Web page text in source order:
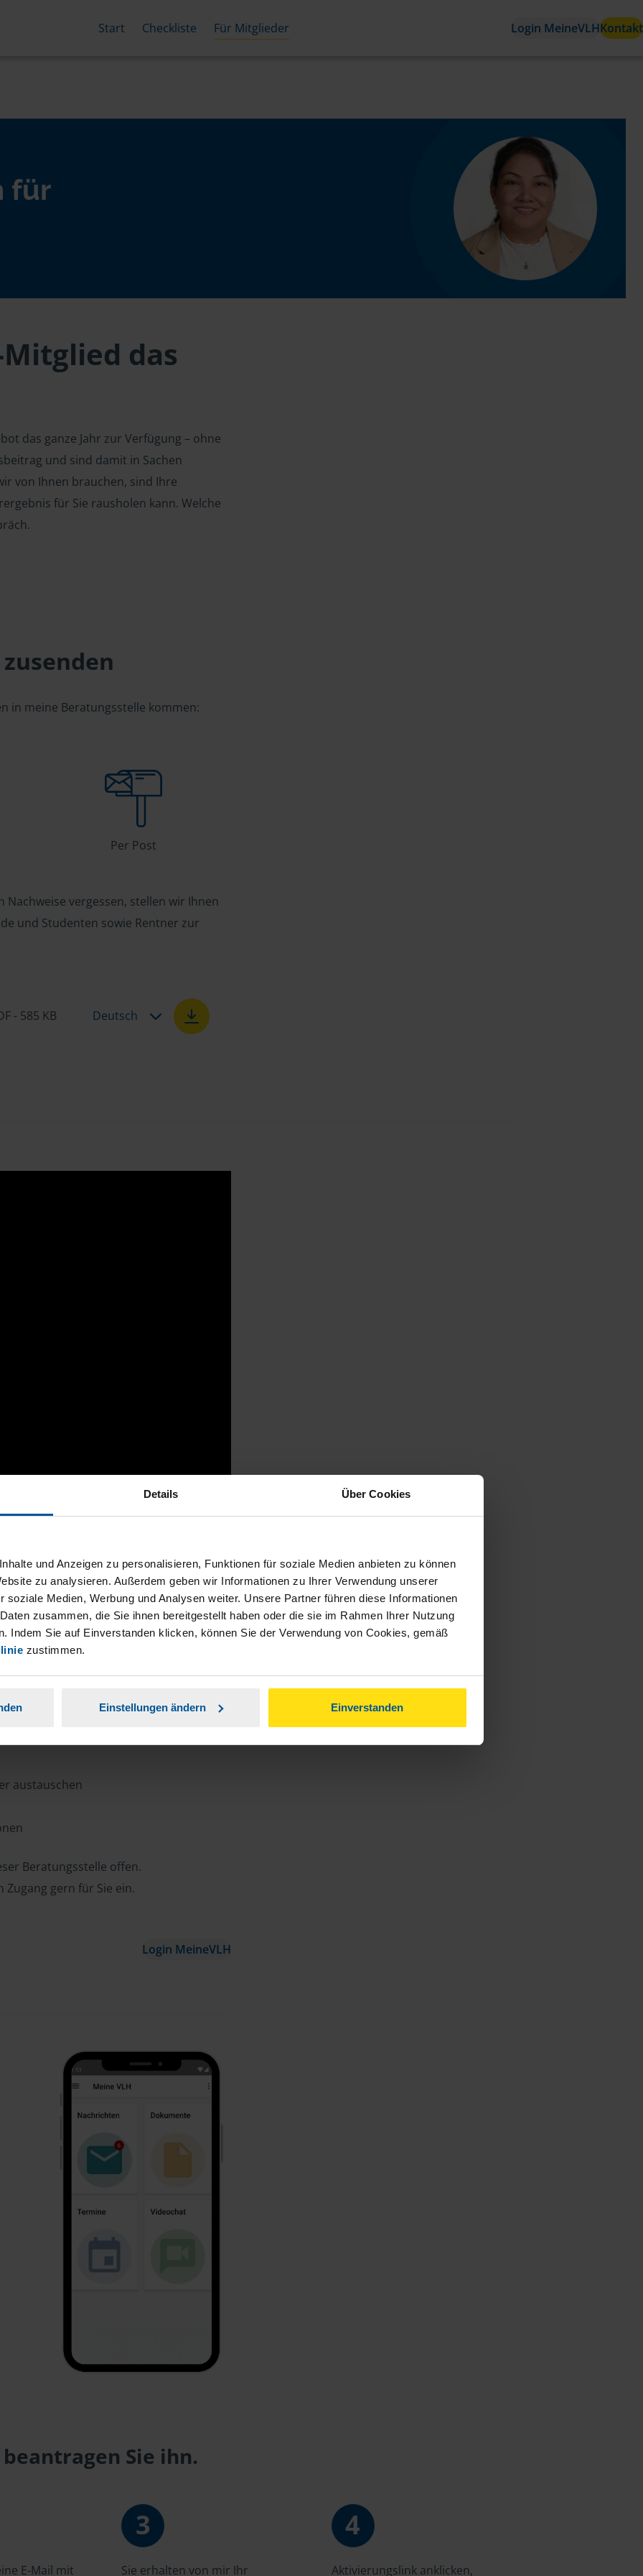
Details Über Cookies
und Anzeigen zu personalisieren, Funktionen für soziale Medien anbieten zu können
zu analysieren. Außerdem geben wir Informationen zu Ihrer Verwendung unserer
soziale Medien, Werbung und Analysen weiter. Unsere Partner führen diese Informationen
zusammen, die Sie ihnen bereitgestellt haben oder die sie im Rahmen Ihrer Nutzung
Indem Sie auf Einverstanden klicken, können Sie der Verwendung von Cookies, gemäß
zustimmen.
Einstellungen ändern Einverstanden
Start Checkliste Für Mitglieder Login MeineVLHKontakt
für
das
das ganze Jahr zur Verfügung – ohne
und sind damit in Sachen
von Ihnen brauchen, sind Ihre
für Sie rausholen kann. Welche
in meine Beratungsstelle kommen:
Per Post
vergessen, stellen wir Ihnen
und Studenten sowie Rentner zur
- 585 KB Deutsch
Zeit und Porto sparen und jederzeit
austauschen
Beratungsstelle offen.
gern für Sie ein.
Login MeineVLH
Sie ihn.
E-Mail mit
3
Sie erhalten von mir Ihr
4
Aktivierungslink anklicken,